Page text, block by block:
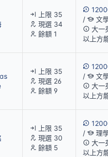
上限 35
現選 34
餘額 1
/
文
大一
以上方
上限 35
現選 26
餘額 9
/
文
大一
以上方
上限 35
現選 30
餘額 5
/
理
大一
以上方